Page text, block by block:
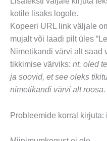
kotile lisaks logole.
Kopeeri URL link väljale
mujalt või laadi pilt üles
Nimetikandi värvi alt saad
tikkimise värviks: nt. oled
ja soovid, et see oleks
nimetikandi värvi alt roosa.
Probleemide korral